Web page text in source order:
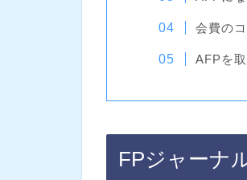
会費の
AFPを
FPジャーナ